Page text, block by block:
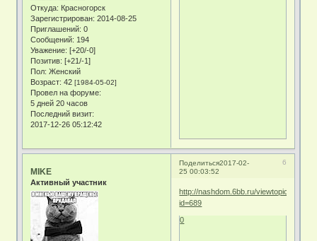
Откуда: Красногорск
Зарегистрирован: 2014-08-25
Приглашений: 0
Сообщений: 194
Уважение: [+20/-0]
Позитив: [+21/-1]
Пол: Женский
Возраст: 42[1984-05-02]
Провел на форуме:
5 дней 20 часов
Последний визит:
2017-12-26 05:12:42
Поделиться 6
2017-02-
25 00:03:52
MIKE
Активный участник
http://nashdom.6bb.ru/viewtopic.php?
id=689
0